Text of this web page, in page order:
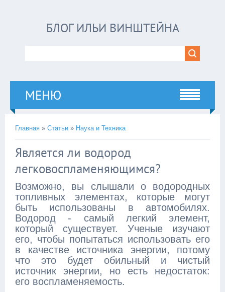
БЛОГ ИЛЬИ ВИНШТЕЙНА
МЕНЮ
Главная » Статьи » Наука и Техника
Является ли водород
легковоспламеняющимся?
Возможно, вы слышали о водородных
топливных элементах, которые могут
быть использованы в автомобилях.
Водород - самый легкий элемент,
который существует. Ученые изучают
его, чтобы попытаться использовать его
в качестве источника энергии, потому
что это будет обильный и чистый
источник энергии, но есть недостаток:
его воспламеняемость.